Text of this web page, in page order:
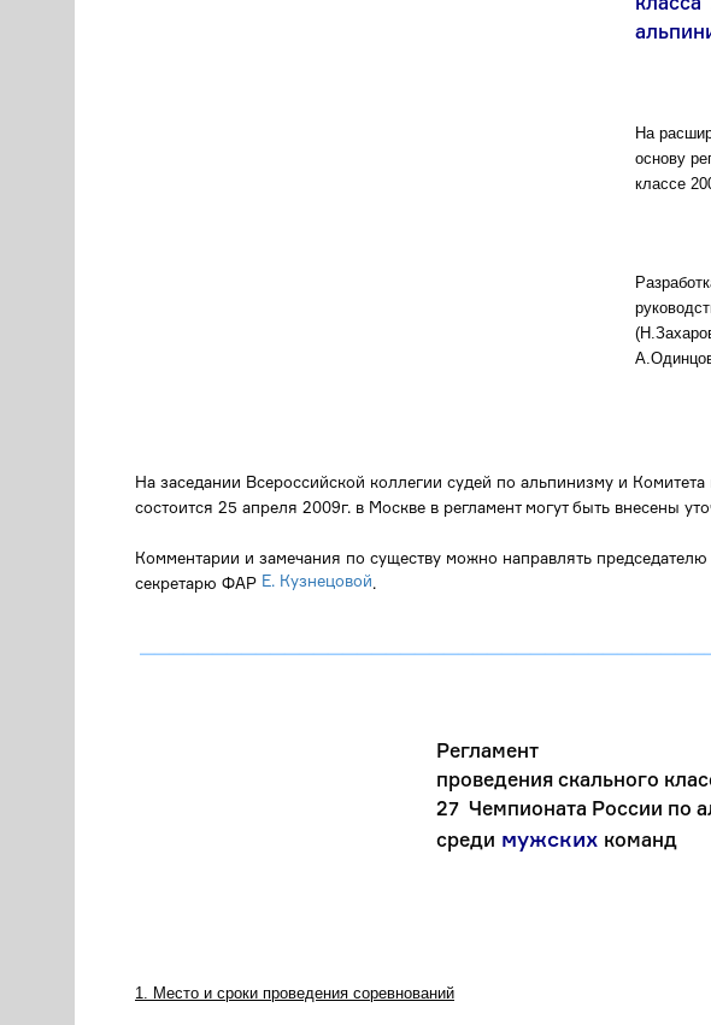
На
основу
классе
На заседании Всероссийской коллегии судей по альпинизму и
состоится 25 апреля 2009г. в Москве в регламент могут быть внесены
Комментарии и замечания по существу можно направлять
секретарю ФАР Е. Кузнецовой.
Регламент
проведения скального
27 Чемпионата России по
среди мужских команд
1. Место и сроки проведения соревнований